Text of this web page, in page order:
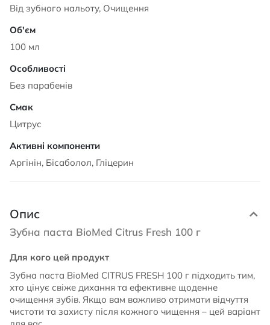
Від зубного нальоту, Очищення
100 мл
Без парабенів
Цитрус
Аргінін, Бісаболол, Гліцерин
Опис
Зубна паста BioMed Citrus Fresh 100 г
Для кого цей продукт
Зубна паста BioMed CITRUS FRESH 100 г підходить тим,
хто цінує свіже дихання та ефективне щоденне
очищення зубів. Якщо вам важливо отримати відчуття
чистоти та захисту після кожного чищення – цей варіант